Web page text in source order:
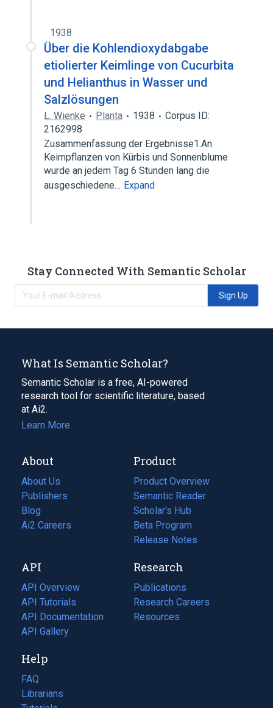
1938
Über die Kohlendioxydabgabe
etiolierter Keimlinge von Cucurbita
und Helianthus in Wasser und
Salzlösungen
L. Wienke Planta 1938
Corpus ID:
2162998
Zusammenfassung der Ergebnisse1.An
Keimpflanzen von Kürbis und Sonnenblume
wurde an jedem Tag 6 Stunden lang die
ausgeschiedene… Expand
Stay Connected With Semantic Scholar
Sign Up
What Is Semantic Scholar?
Semantic Scholar is a free, AI-powered
research tool for scientific literature, based
at Ai2.
Learn More
About
About Us
Publishers
Blog
(opens
in
tab)
Ai2 Careers
(opens
new
tab)
Product
Product Overview
Semantic Reader
Scholar's Hub
Beta Program
Release Notes
API
API Overview
API Tutorials
API Documentation
(opens
in
new
tab)
API Gallery
Research
Publications
(opens
in
a
Research Careers
(opens
in
Resources
(opens
Help
FAQ
Librarians